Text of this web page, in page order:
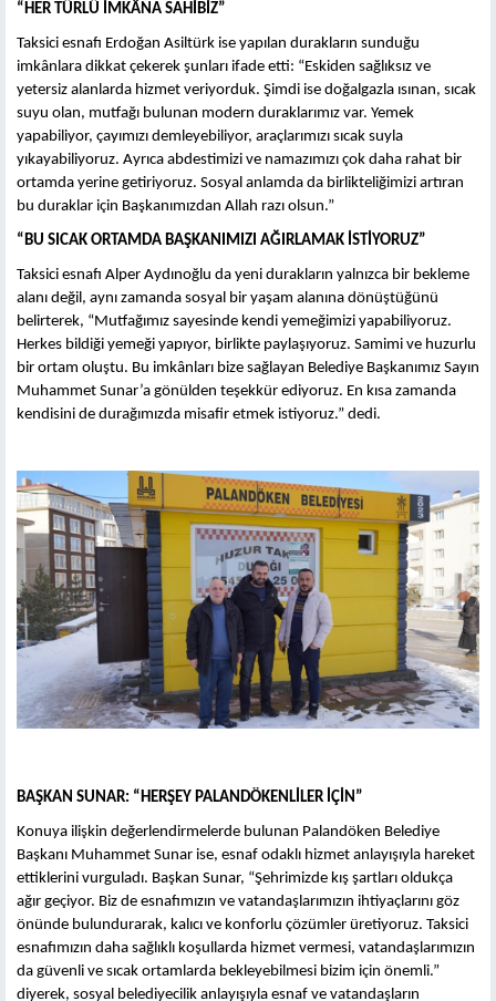
“HER TÜRLÜ İMKÂNA SAHİBİZ”
Taksici esnafı Erdoğan Asiltürk ise yapılan durakların sunduğu
imkânlara dikkat çekerek şunları ifade etti: “Eskiden sağlıksız ve
yetersiz alanlarda hizmet veriyorduk. Şimdi ise doğalgazla ısınan, sıcak
suyu olan, mutfağı bulunan modern duraklarımız var. Yemek
yapabiliyor, çayımızı demleyebiliyor, araçlarımızı sıcak suyla
yıkayabiliyoruz. Ayrıca abdestimizi ve namazımızı çok daha rahat bir
ortamda yerine getiriyoruz. Sosyal anlamda da birlikteliğimizi artıran
bu duraklar için Başkanımızdan Allah razı olsun.”
“BU SICAK ORTAMDA BAŞKANIMIZI AĞIRLAMAK İSTİYORUZ”
Taksici esnafı Alper Aydınoğlu da yeni durakların yalnızca bir bekleme
alanı değil, aynı zamanda sosyal bir yaşam alanına dönüştüğünü
belirterek, “Mutfağımız sayesinde kendi yemeğimizi yapabiliyoruz.
Herkes bildiği yemeği yapıyor, birlikte paylaşıyoruz. Samimi ve huzurlu
bir ortam oluştu. Bu imkânları bize sağlayan Belediye Başkanımız Sayın
Muhammet Sunar’a gönülden teşekkür ediyoruz. En kısa zamanda
kendisini de durağımızda misafir etmek istiyoruz.” dedi.
BAŞKAN SUNAR: “HERŞEY PALANDÖKENLİLER İÇİN”
Konuya ilişkin değerlendirmelerde bulunan Palandöken Belediye
Başkanı Muhammet Sunar ise, esnaf odaklı hizmet anlayışıyla hareket
ettiklerini vurguladı. Başkan Sunar, “Şehrimizde kış şartları oldukça
ağır geçiyor. Biz de esnafımızın ve vatandaşlarımızın ihtiyaçlarını göz
önünde bulundurarak, kalıcı ve konforlu çözümler üretiyoruz. Taksici
esnafımızın daha sağlıklı koşullarda hizmet vermesi, vatandaşlarımızın
da güvenli ve sıcak ortamlarda bekleyebilmesi bizim için önemli.”
diyerek, sosyal belediyecilik anlayışıyla esnaf ve vatandaşların